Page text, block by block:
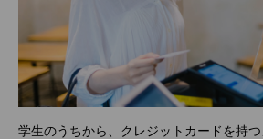
学生のうちから、クレジットカードを持